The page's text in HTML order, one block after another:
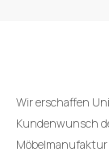
Wir erschaffen
Kundenwunsch